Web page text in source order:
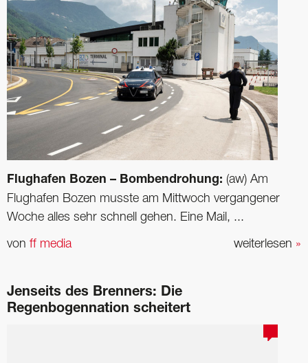
Flughafen Bozen – Bombendrohung: (aw) Am
Flughafen Bozen musste am Mittwoch vergangener
Woche alles sehr schnell gehen. Eine Mail, ...
weiterlesen »
von ff media
Jenseits des Brenners: Die
Regenbogennation scheitert